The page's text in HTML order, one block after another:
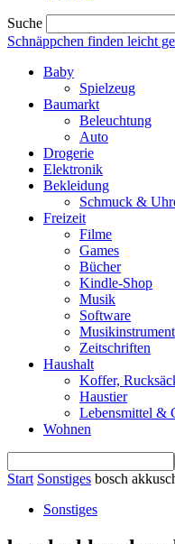
Suche
Schnäppchen finden leicht
Baby
Spielzeug
Baumarkt
Beleuchtung
Auto
Drogerie
Elektronik
Bekleidung
Schmuck &
Freizeit
Filme
Games
Bücher
Kindle-Shop
Musik
Software
Zeitschriften
Haushalt
Koffer,
Haustier
Lebensmittel &
Wohnen
Start Sonstiges bosch
Sonstiges